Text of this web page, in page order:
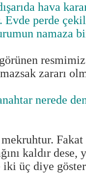
hava
Evde perde
namaza
zararı
nerede
kaldır dese,
iki üç diye